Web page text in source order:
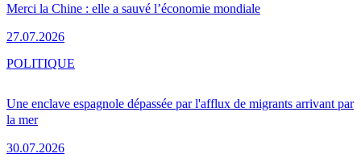
Merci la Chine : elle a sauvé l’économie mondiale
27.07.2026
Une enclave espagnole dépassée par l'afflux de migrants arrivant par
la mer
30.07.2026
POLITIQUE